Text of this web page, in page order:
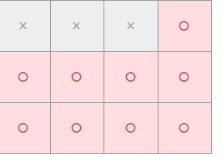
× × × 〇
〇 〇 〇 〇
〇 〇 〇 〇